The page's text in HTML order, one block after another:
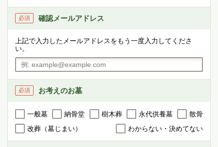
確認メールアドレス
必須
上記で入力したメールアドレスをもう一度入力してくださ
い。
お考えのお墓
必須
一般墓 納骨堂 樹木葬 永代供養墓
散骨
改葬（墓じまい）
わからない・決めてない